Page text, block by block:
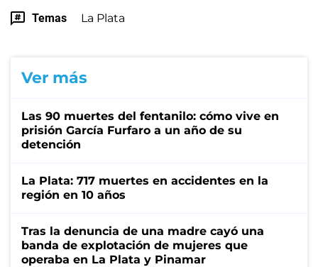
Temas La Plata
Ver más
Las 90 muertes del fentanilo: cómo vive en
prisión García Furfaro a un año de su
detención
La Plata: 717 muertes en accidentes en la
región en 10 años
Tras la denuncia de una madre cayó una
banda de explotación de mujeres que
operaba en La Plata y Pinamar